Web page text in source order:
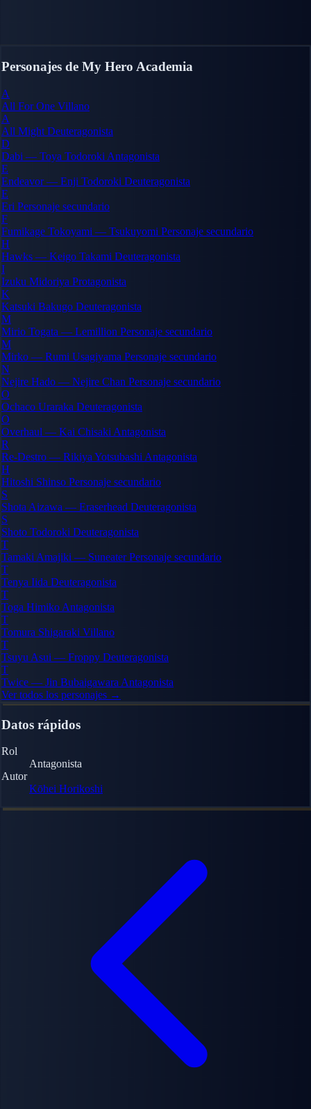
Personajes de My Hero Academia
A
All For One Villano
A
All Might Deuteragonista
D
Dabi — Toya Todoroki Antagonista
E
Endeavor — Enji Todoroki Deuteragonista
E
Eri Personaje secundario
F
Fumikage Tokoyami — Tsukuyomi Personaje secundario
H
Hawks — Keigo Takami Deuteragonista
I
Izuku Midoriya Protagonista
K
Katsuki Bakugo Deuteragonista
M
Mirio Togata — Lemillion Personaje secundario
M
Mirko — Rumi Usagiyama Personaje secundario
N
Nejire Hado — Nejire Chan Personaje secundario
O
Ochaco Uraraka Deuteragonista
O
Overhaul — Kai Chisaki Antagonista
R
Re-Destro — Rikiya Yotsubashi Antagonista
H
Hitoshi Shinso Personaje secundario
S
Shota Aizawa — Eraserhead Deuteragonista
S
Shoto Todoroki Deuteragonista
T
Tamaki Amajiki — SuneaterPersonaje secundario
T
Tenya Iida Deuteragonista
T
Toga Himiko Antagonista
T
Tomura Shigaraki Villano
T
Tsuyu Asui — Froppy Deuteragonista
T
Twice — Jin Bubaigawara Antagonista
Ver todos los personajes →
Datos rápidos
Rol
Antagonista
Autor
Kōhei Horikoshi